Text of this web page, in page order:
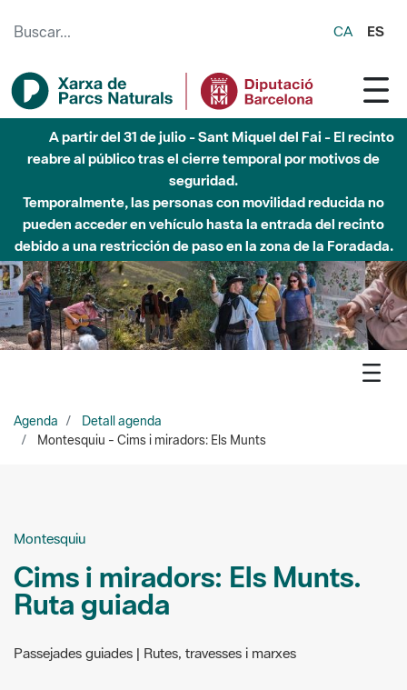
CA ES
Hasta diciembre de 2026 - Parque Fluvial Besós -
Afectaciones en el cauce del Parque Fluvial del Besòs debido
a obras de construcción de una pasarela sobre el río
Agenda
Detall agenda
Ruta guiada
Passejades guiades | Rutes, travesses i marxes
30/04/2023
Sant Agustí del Lluçanès